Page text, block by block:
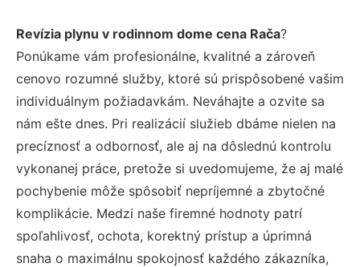
Revízia plynu v rodinnom dome cena Rača?
Ponúkame vám profesionálne, kvalitné a zároveň
cenovo rozumné služby, ktoré sú prispôsobené vašim
individuálnym požiadavkám. Neváhajte a ozvite sa
nám ešte dnes. Pri realizácií služieb dbáme nielen na
precíznosť a odbornosť, ale aj na dôslednú kontrolu
vykonanej práce, pretože si uvedomujeme, že aj malé
pochybenie môže spôsobiť nepríjemné a zbytočné
komplikácie. Medzi naše firemné hodnoty patrí
spoľahlivosť, ochota, korektný prístup a úprimná
snaha o maximálnu spokojnosť každého zákazníka,